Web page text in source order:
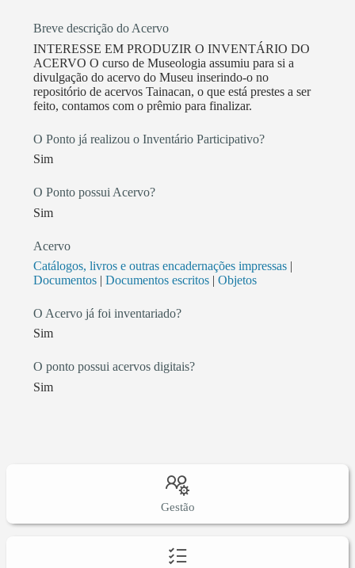
resultados de suas pesquisas, foi utilizada a
metodologia da história oral, foram realizadas rodas
de memória, reunindo grupos de pessoas para
refletirem sobre suas lembranças. Foram realizados
também encontros e passeios pelas Ilhas,
acompanhados por moradores mais antigos e por
alunos das escolas locais. Sob a forma de um museu
de rua, que é o maior museu de seu gênero na
Capital, hoje é um equipamento cultural importante
no bairro e na cidade de Porto Alegre. Trata-se do
percurso entre as cinco ilhas habitadas do bairro
Arquipélago, ao total pretende reunir em torno de 60
painéis.
Breve descrição do Acervo
INTERESSE EM PRODUZIR O INVENTÁRIO DO
ACERVO O curso de Museologia assumiu para si a
divulgação do acervo do Museu inserindo-o no
repositório de acervos Tainacan, o que está prestes a ser
feito, contamos com o prêmio para finalizar.
O Ponto já realizou o Inventário Participativo?
Sim
O Ponto possui Acervo?
Sim
Acervo
Catálogos, livros e outras encadernações impressas |
Documentos | Documentos escritos | Objetos
O Acervo já foi inventariado?
Sim
O ponto possui acervos digitais?
Sim
Gestão